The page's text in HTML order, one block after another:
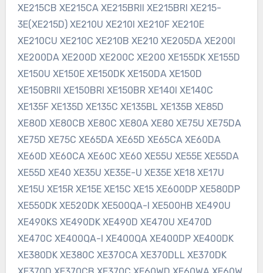
XE215CB XE215CA XE215BRII XE215BRI XE215-
3E(XE215D) XE210U XE210I XE210F XE210E
XE210CU XE210C XE210B XE210 XE205DA XE200I
XE200DA XE200D XE200C XE200 XE155DK XE155D
XE150U XE150E XE150DK XE150DA XE150D
XE150BRII XE150BRI XE150BR XE140I XE140C
XE135F XE135D XE135C XE135BL XE135B XE85D
XE80D XE80CB XE80C XE80A XE80 XE75U XE75DA
XE75D XE75C XE65DA XE65D XE65CA XE60DA
XE60D XE60CA XE60C XE60 XE55U XE55E XE55DA
XE55D XE40 XE35U XE35E-U XE35E XE18 XE17U
XE15U XE15R XE15E XE15C XE15 XE600DP XE580DP
XE550DK XE520DK XE500QA-I XE500HB XE490U
XE490KS XE490DK XE490D XE470U XE470D
XE470C XE400QA-I XE400QA XE400DP XE400DK
XE380DK XE380C XE37OCA XE370DLL XE370DK